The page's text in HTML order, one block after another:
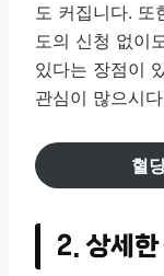
도 커집니다. 또
도의 신청 없이
있다는 장점이
관심이 많으시
혈
2. 상세한